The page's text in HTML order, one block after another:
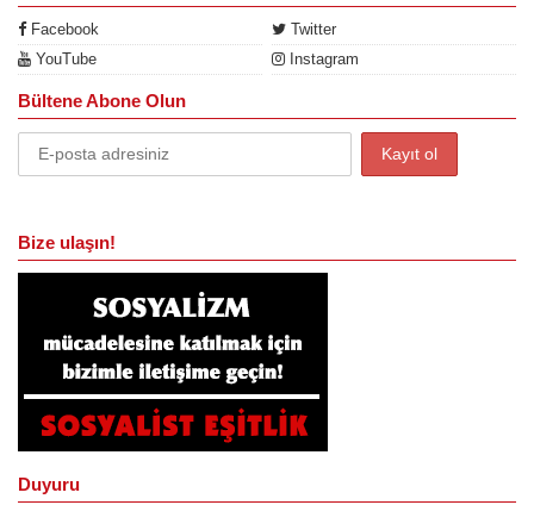
Facebook
Twitter
YouTube
Instagram
Bültene Abone Olun
Bize ulaşın!
Duyuru